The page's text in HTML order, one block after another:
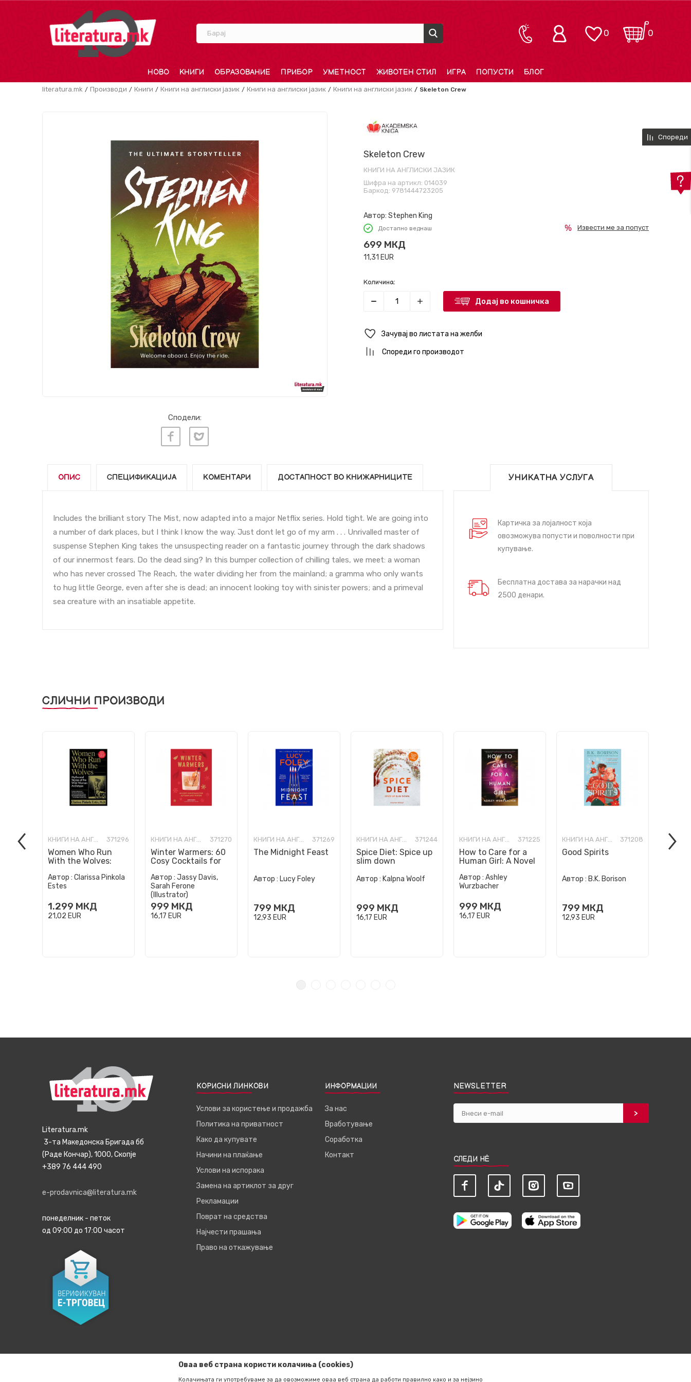
Барај 0
0
НОВО КНИГИ ОБРАЗОВАНИЕ ПРИБОР УМЕТНОСТ ЖИВОТЕН СТИЛ ИГРА ПОПУСТИ БЛОГ
literatura.mk Производи Книги Книги на англиски јазик Книги на англиски јазик Книги на англиски јазик Skeleton Crew
Сподели:
Skeleton Crew
КНИГИ НА АНГЛИСКИ ЈАЗИК
Шифра на артикл: 014039
Баркод: 9781444723205
Автор: Stephen King
Достапно веднаш
699 МКД
11,31 EUR
Извести ме за попуст
Количина:
Додај во кошничка
Зачувај во листата на желби
Спореди го производот
ОПИС СПЕЦИФИКАЦИЈА КОМЕНТАРИ ДОСТАПНОСТ ВО КНИЖАРНИЦИТЕ
Includes the brilliant story The Mist, now adapted into a major Netflix series. Hold tight. We are going into
a number of dark places, but I think I know the way. Just dont let go of my arm . . . Unrivalled master of
suspense Stephen King takes the unsuspecting reader on a fantastic journey through the dark shadows
of our innermost fears. Do the dead sing? In this bumper collection of chilling tales, we meet: a woman
who has never crossed The Reach, the water dividing her from the mainland; a gramma who only wants
to hug little George, even after she is dead; an innocent looking toy with sinister powers; and a primeval
sea creature with an insatiable appetite.
УНИКАТНА УСЛУГА
Картичка за лојалност која
овозможува попусти и поволности при
купување.
Бесплатна достава за нарачки над
2500 денари.
СЛИЧНИ ПРОИЗВОДИ
КНИГИ НА АНГЛИСКИ ЈАЗИК 371296
Women Who Run
With the Wolves:
the Wild Woman
Archetype
Автор : Clarissa Pinkola
Estes
1.299 МКД
21,02 EUR
КНИГИ НА АНГЛИСКИ ЈАЗИК 371270
Winter Warmers: 60
Cosy Cocktails for
Автор : Jassy Davis,
Sarah Ferone
(Illustrator)
999 МКД
16,17 EUR
КНИГИ НА АНГЛИСКИ ЈАЗИК 371269
The Midnight Feast
Автор : Lucy Foley
799 МКД
12,93 EUR
КНИГИ НА АНГЛИСКИ ЈАЗИК 371244
Spice Diet: Spice up
slim down
Автор : Kalpna Woolf
999 МКД
16,17 EUR
КНИГИ НА АНГЛИСКИ ЈАЗИК 371225
How to Care for a
Human Girl: A Novel
Автор : Ashley
Wurzbacher
999 МКД
16,17 EUR
КНИГИ НА АНГЛИСКИ ЈАЗИК 371208
Good Spirits
Автор : B.K. Borison
799 МКД
12,93 EUR
Спореди
Literatura.mk
3-та Македонска Бригада бб
(Раде Кончар), 1000, Скопје
+389 76 444 490
e-prodavnica@literatura.mk
понеделник - петок
од 09:00 до 17:00 часот
КОРИСНИ ЛИНКОВИ
Услови за користење и продажба
Политика на приватност
Како да купувате
Начини на плаќање
Услови на испорака
Замена на артиклот за друг
Рекламации
Поврат на средства
Најчести прашања
Право на откажување
ИНФОРМАЦИИ
За нас
Вработување
Соработка
Контакт
NEWSLETTER
СЛЕДИ НЀ
Оваа веб страна користи колачиња (cookies)
Колачињата ги употребуваме за да овозможиме оваа веб страна да работи правилно како и за нејзино